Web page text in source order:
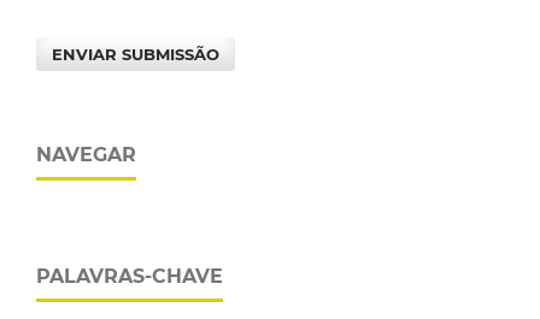
ENVIAR SUBMISSÃO
NAVEGAR
PALAVRAS-CHAVE